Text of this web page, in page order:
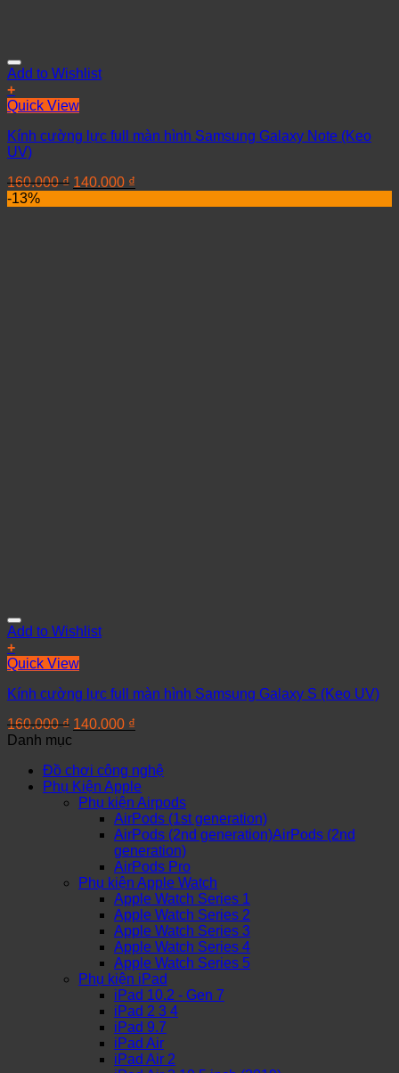
Add to Wishlist
+
Quick View
Kính cường lực full màn hình Samsung Galaxy Note (Keo
UV)
160.000₫ 140.000 ₫
-13%
Add to Wishlist
+
Quick View
Kính cường lực full màn hình Samsung Galaxy S (Keo UV)
160.000₫ 140.000 ₫
Danh mục
Đồ chơi công nghệ
Phụ Kiện Apple
Phụ kiện Airpods
AirPods (1st generation)
AirPods (2nd generation)AirPods (2nd
generation)
AirPods Pro
Phụ kiện Apple Watch
Apple Watch Series 1
Apple Watch Series 2
Apple Watch Series 3
Apple Watch Series 4
Apple Watch Series 5
Phụ kiện iPad
iPad 10.2 - Gen 7
iPad 2 3 4
iPad 9.7
iPad Air
iPad Air 2